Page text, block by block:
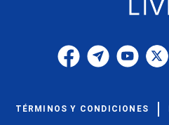
TÉRMINOS Y CONDICIONES